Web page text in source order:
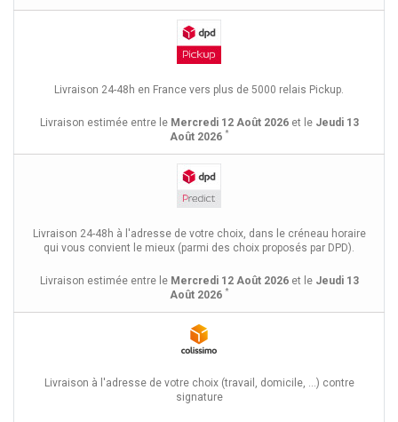
Livraison 24-48h en France vers plus de 5000 relais Pickup.
Livraison estimée entre le Mercredi 12 Août 2026et le Jeudi 13
Août 2026 *
Livraison 24-48h à l'adresse de votre choix, dans le créneau horaire
qui vous convient le mieux (parmi des choix proposés par DPD).
Livraison estimée entre le Mercredi 12 Août 2026et le Jeudi 13
Août 2026 *
Livraison à l'adresse de votre choix (travail, domicile, ...) contre
signature